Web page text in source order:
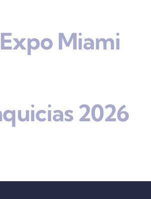
Miami
2026